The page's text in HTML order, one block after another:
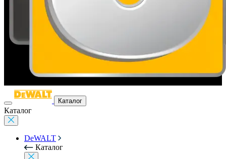
Каталог
Каталог
DeWALT
Каталог